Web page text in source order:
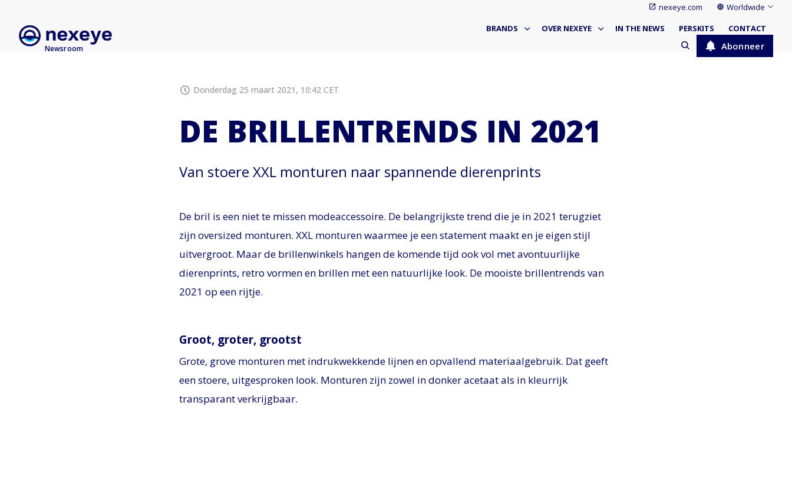
nexeye.com Worldwide
Newsroom
BRANDS OVER NEXEYE IN THE NEWS PERSKITS CONTACT
Abonneer
Donderdag 25 maart 2021, 10:42 CET
DE BRILLENTRENDS IN 2021
Van stoere XXL monturen naar spannende dierenprints
De bril is een niet te missen modeaccessoire. De belangrijkste trend die je in 2021 terugziet
zijn oversized monturen. XXL monturen waarmee je een statement maakt en je eigen stijl
uitvergroot. Maar de brillenwinkels hangen de komende tijd ook vol met avontuurlijke
dierenprints, retro vormen en brillen met een natuurlijke look. De mooiste brillentrends van
2021 op een rijtje.
Groot, groter, grootst
Grote, grove monturen met indrukwekkende lijnen en opvallend materiaalgebruik. Dat geeft
een stoere, uitgesproken look. Monturen zijn zowel in donker acetaat als in kleurrijk
transparant verkrijgbaar.